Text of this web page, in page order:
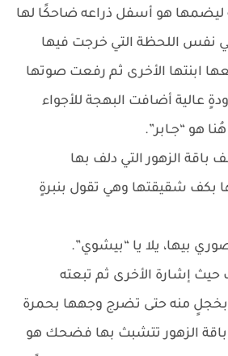
ليضمها هو أسفل ذراعه ضاحكًا لها
نفس اللحظة التي خرجت فيها
ابنتها الأخرى ثم رفعت صوتها
عالية أضافت البهجة للأجواء
هو “جـابر”.
باقة الزهور التي دلف بها
بكف شقيقتها وهي تقول بنبرةٍ
بيها، يلا يا “بيشوي”.
إشارة الأخرى ثم تبعته
بخجلٍ منه حتى تضرج وجهها بحمرة
الزهور تتشبث بها فضحك هو